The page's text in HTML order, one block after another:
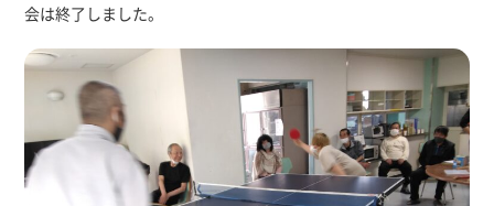
会は終了しました。